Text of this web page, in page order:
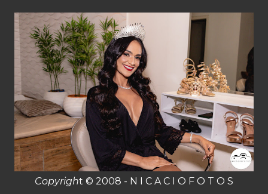
Copyright © 2008 - N I C A C I O F O T O S